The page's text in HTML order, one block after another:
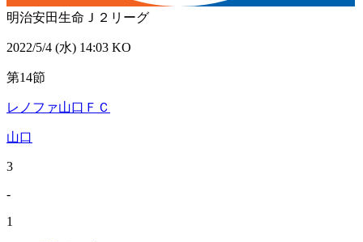
明治安田生命Ｊ２リーグ
2022/5/4 (水) 14:03 KO
第14節
レノファ山口ＦＣ
山口
3
-
1